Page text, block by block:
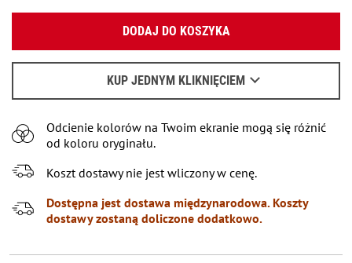
XS
L Poinformuj o dostępności
XL Pozostała ostatnia pozycja
DODAJ DO KOSZYKA
KUP JEDNYM KLIKNIĘCIEM
Kiedy czekać na e-mail - przeczytajtu.
Odcienie kolorów na Twoim ekranie mogą się różnić
od koloru oryginału.
Koszt dostawy nie jest wliczony w cenę.
Dostępna jest dostawa międzynarodowa. Koszty
dostawy zostaną doliczone dodatkowo.